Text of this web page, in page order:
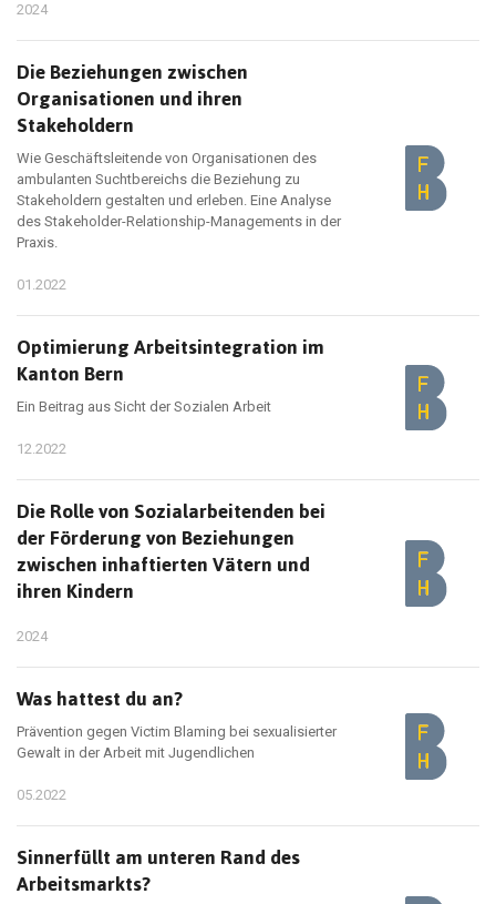
2024
Die Beziehungen zwischen
Organisationen und ihren
Stakeholdern
Wie Geschäftsleitende von Organisationen des
ambulanten Suchtbereichs die Beziehung zu
Stakeholdern gestalten und erleben. Eine Analyse
des Stakeholder-Relationship-Managements in der
Praxis.
01.2022
Optimierung Arbeitsintegration im
Kanton Bern
Ein Beitrag aus Sicht der Sozialen Arbeit
12.2022
Die Rolle von Sozialarbeitenden bei
der Förderung von Beziehungen
zwischen inhaftierten Vätern und
ihren Kindern
2024
Was hattest du an?
Prävention gegen Victim Blaming bei sexualisierter
Gewalt in der Arbeit mit Jugendlichen
05.2022
Sinnerfüllt am unteren Rand des
Arbeitsmarkts?